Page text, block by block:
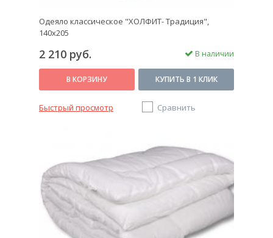
Одеяло классическое "ХОЛФИТ- Традиция",
140х205
2 210 руб. В наличии
В КОРЗИНУ КУПИТЬ В 1 КЛИК
Быстрый просмотр Сравнить